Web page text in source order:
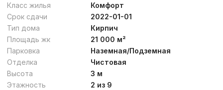
Класс жилья
Комфорт
Срок сдачи
2022-01-01
Тип дома
Кирпич
Площадь жк
21 000 м²
Парковка
Наземная/Подземная
Отделка
Чистовая
Высота
3 м
Этажность
2 из 9